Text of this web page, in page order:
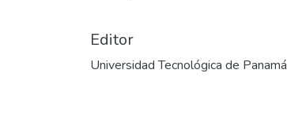
Editor
Universidad Tecnológica de Panamá